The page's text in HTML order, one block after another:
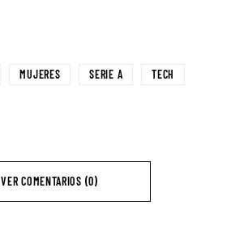
MUJERES SERIE A TECH
VER COMENTARIOS (0)